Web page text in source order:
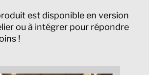
est disponible en version
ou à intégrer pour répondre
!